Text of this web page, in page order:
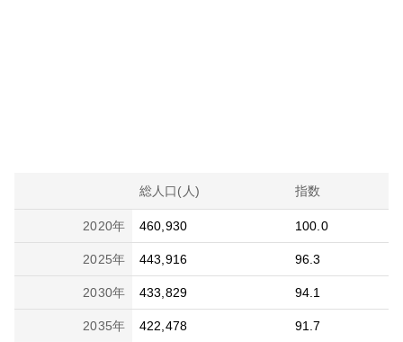
総人口(人) 指数
2020年 460,930 100.0
2025年 443,916 96.3
2030年 433,829 94.1
2035年 422,478 91.7